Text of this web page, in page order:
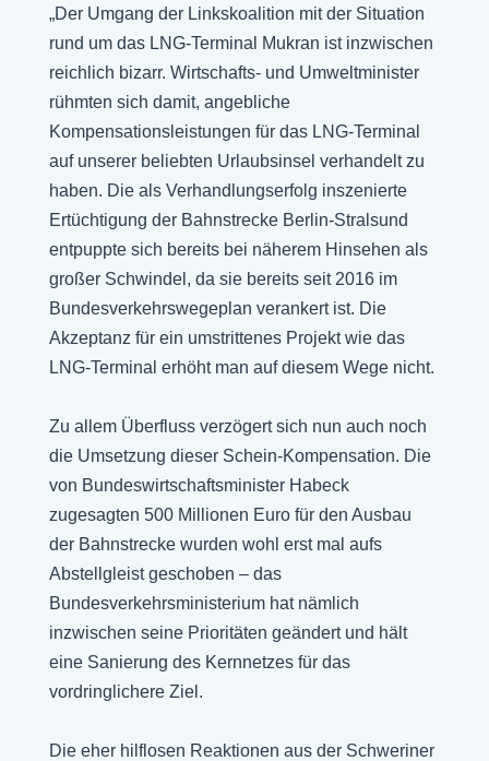
„Der Umgang der Linkskoalition mit der Situation
rund um das LNG-Terminal Mukran ist inzwischen
reichlich bizarr. Wirtschafts- und Umweltminister
rühmten sich damit, angebliche
Kompensationsleistungen für das LNG-Terminal
auf unserer beliebten Urlaubsinsel verhandelt zu
haben. Die als Verhandlungserfolg inszenierte
Ertüchtigung der Bahnstrecke Berlin-Stralsund
entpuppte sich bereits bei näherem Hinsehen als
großer Schwindel, da sie bereits seit 2016 im
Bundesverkehrswegeplan verankert ist. Die
Akzeptanz für ein umstrittenes Projekt wie das
LNG-Terminal erhöht man auf diesem Wege nicht.
Zu allem Überfluss verzögert sich nun auch noch
die Umsetzung dieser Schein-Kompensation. Die
von Bundeswirtschaftsminister Habeck
zugesagten 500 Millionen Euro für den Ausbau
der Bahnstrecke wurden wohl erst mal aufs
Abstellgleist geschoben – das
Bundesverkehrsministerium hat nämlich
inzwischen seine Prioritäten geändert und hält
eine Sanierung des Kernnetzes für das
vordringlichere Ziel.
Die eher hilflosen Reaktionen aus der Schweriner